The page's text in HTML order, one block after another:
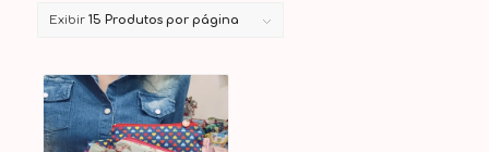
Exibir 15 Produtos por página